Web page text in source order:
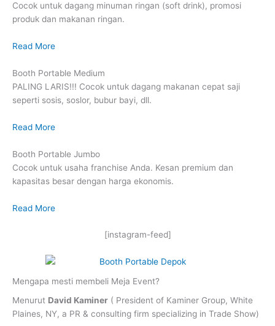
Cocok untuk dagang minuman ringan (soft drink), promosi
produk dan makanan ringan.
Read More
Booth Portable Medium
PALING LARIS!!! Cocok untuk dagang makanan cepat saji
seperti sosis, soslor, bubur bayi, dll.
Read More
Booth Portable Jumbo
Cocok untuk usaha franchise Anda. Kesan premium dan
kapasitas besar dengan harga ekonomis.
Read More
[instagram-feed]
Mengapa mesti membeli Meja Event?
Menurut David Kaminer ( President of Kaminer Group, White
Plaines, NY, a PR & consulting firm specializing in Trade Show)